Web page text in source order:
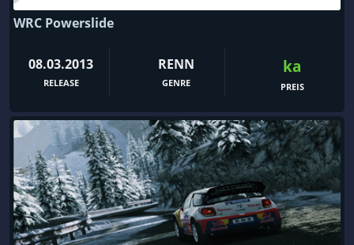
WRC Powerslide
08.03.2013
RELEASE
RENN
GENRE
ka
PREIS